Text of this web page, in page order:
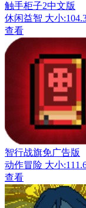
触手柜子2中文版
休闲益智 大小
查看
智行战旗免广告版
动作冒险 大小
查看